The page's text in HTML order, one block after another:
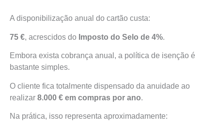
A disponibilização anual do cartão custa:
75 €, acrescidos do Imposto do Selo de 4%.
Embora exista cobrança anual, a política de isenção é
bastante simples.
O cliente fica totalmente dispensado da anuidade ao
realizar 8.000 € em compras por ano.
Na prática, isso representa aproximadamente: